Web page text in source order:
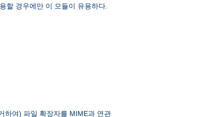
할 경우에만 이 모듈이 유용하다.
하여) 파일 확장자를 MIME과 연관